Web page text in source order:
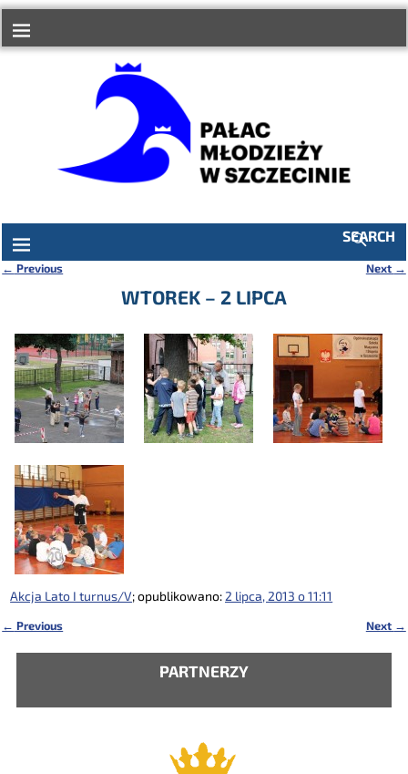
treści
SEARCH
← Previous Next →
WTOREK – 2 LIPCA
Akcja Lato I turnus/V; opublikowano: 2 lipca, 2013 o 11:11
← Previous Next →
PARTNERZY